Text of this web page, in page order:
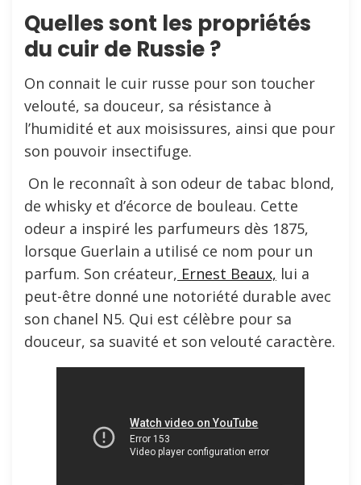
Quelles sont les propriétés
du cuir de Russie ?
On connait le cuir russe pour son toucher
velouté, sa douceur, sa résistance à
l’humidité et aux moisissures, ainsi que pour
son pouvoir insectifuge.
On le reconnaît à son odeur de tabac blond,
de whisky et d’écorce de bouleau. Cette
odeur a inspiré les parfumeurs dès 1875,
lorsque Guerlain a utilisé ce nom pour un
parfum. Son créateur, Ernest Beaux, lui a
peut-être donné une notoriété durable avec
son chanel N5. Qui est célèbre pour sa
douceur, sa suavité et son velouté caractère.